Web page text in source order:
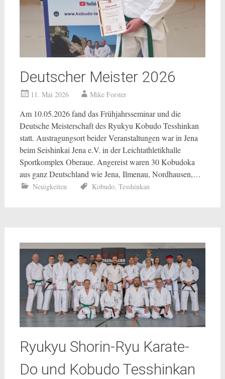
Deutscher Meister 2026
11. Mai 2026 Mike Forster
Am 10.05.2026 fand das Frühjahrsseminar und die
Deutsche Meisterschaft des Ryukyu Kobudo Tesshinkan
statt. Austragungsort beider Veranstaltungen war in Jena
beim Seishinkai Jena e.V. in der Leichtathletikhalle
Sportkomplex Oberaue. Angereist waren 30 Kobudoka
aus ganz Deutschland wie Jena, Ilmenau, Nordhausen,…
Neuigkeiten Kobudo, Tesshinkan
Ryukyu Shorin-Ryu Karate-
Do und Kobudo Tesshinkan